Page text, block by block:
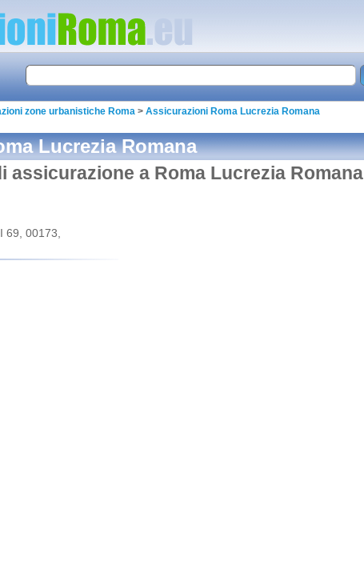
zone urbanistiche Roma > Assicurazioni Roma Lucrezia Romana
Lucrezia Romana
assicurazione a Roma Lucrezia Romana
69, 00173,